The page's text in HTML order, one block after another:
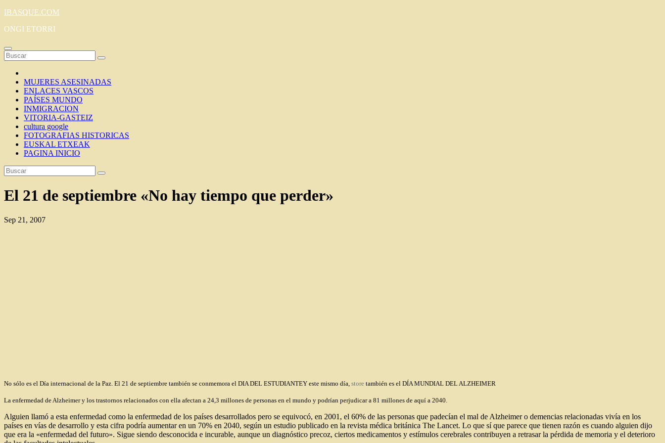
Saltar
contenido
IBASQUE.COM
ONGI ETORRI
MUJERES ASESINADAS
ENLACES VASCOS
PAÍSES MUNDO
INMIGRACION
VITORIA-GASTEIZ
cultura google
FOTOGRAFIAS HISTORICAS
EUSKAL ETXEAK
PAGINA INICIO
El 21 de septiembre «No hay tiempo que perder»
Sep 21, 2007
No sólo es el Día internacional de la Paz. El 21 de septiembre también se conmemora el DIA DEL ESTUDIANTEY este mismo día, store también es el DÍA MUNDIAL DEL ALZHEIMER
La enfermedad de Alzheimer y los trastornos relacionados con ella afectan a 24,3 millones de personas en el mundo y podrían perjudicar a 81 millones de aquí a 2040.
Alguien llamó a esta enfermedad como la enfermedad de los países desarrollados pero se equivocó, en 2001, el 60% de las personas que padecían el mal de Alzheimer o demencias relacionadas vivía en los
países en vías de desarrollo y esta cifra podría aumentar en un 70% en 2040, según un estudio publicado en la revista médica británica The Lancet. Lo que sí que parece que tienen razón es cuando alguien dijo
que era la «enfermedad del futuro». Sigue siendo desconocida e incurable, aunque un diagnóstico precoz, ciertos medicamentos y estímulos cerebrales contribuyen a retrasar la pérdida de memoria y el deterioro